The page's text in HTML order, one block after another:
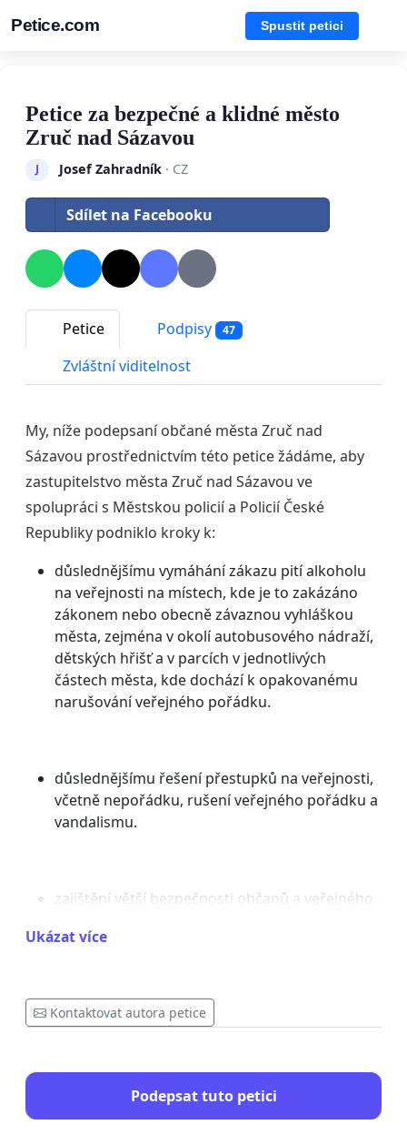
Petice.com Spustit petici
Petice za bezpečné a klidné město
Zruč nad Sázavou
J Josef Zahradník· CZ
Sdílet na Facebooku
Petice Podpisy 47
Zvláštní viditelnost
My, níže podepsaní občané města Zruč nad
Sázavou prostřednictvím této petice žádáme, aby
zastupitelstvo města Zruč nad Sázavou ve
spolupráci s Městskou policií a Policií České
Republiky podniklo kroky k:
důslednějšímu vymáhání zákazu pití alkoholu
na veřejnosti na místech, kde je to zakázáno
zákonem nebo obecně závaznou vyhláškou
města, zejména v okolí autobusového nádraží,
dětských hřišť a v parcích v jednotlivých
částech města, kde dochází k opakovanému
narušování veřejného pořádku.
důslednějšímu řešení přestupků na veřejnosti,
včetně nepořádku, rušení veřejného pořádku a
vandalismu.
zajištění větší bezpečnosti občanů a veřejného
důslednějšímu vymáhání zákazu kouření na
místech, kde je kouření zakázáno zákonem.
Ukázat více
Kontaktovat autora petice
Podepsat tuto petici